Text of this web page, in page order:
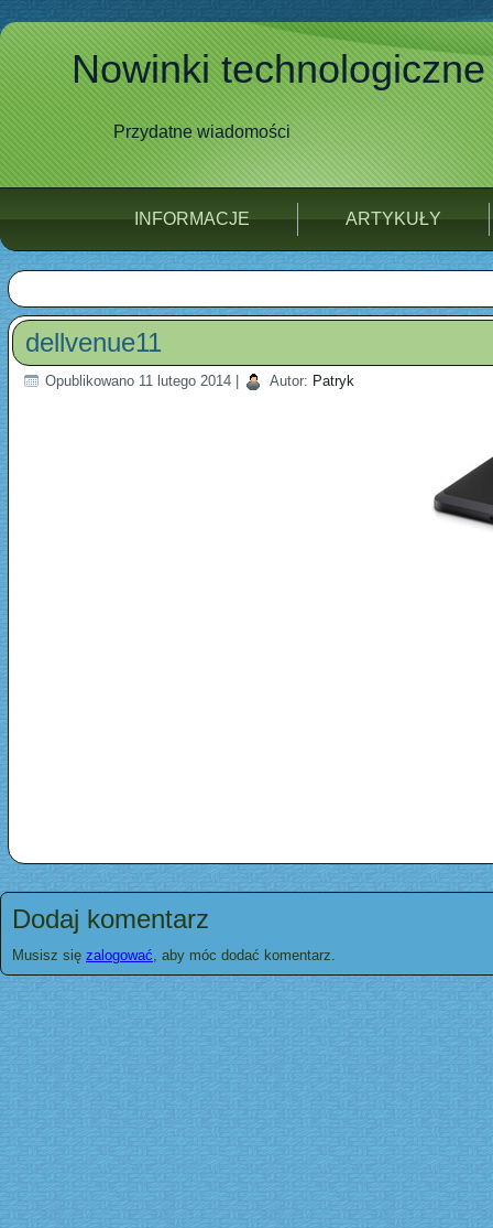
Nowinki technologiczne
Przydatne wiadomości
INFORMACJE ARTYKUŁY
dellvenue11
Opublikowano 11 lutego 2014 Autor: Patryk
Dodaj komentarz
Musisz się zalogować, aby móc dodać komentarz.